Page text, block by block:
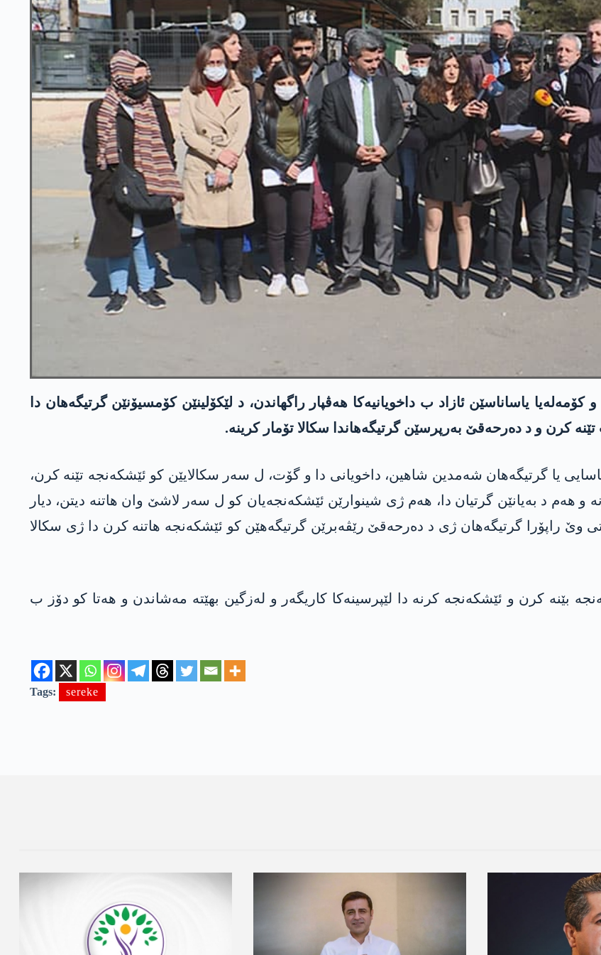
کۆمەلەیا یاساناسێن ئازاد ب داخویانیەکا ھەڤپار راگھاندن، د لێکۆلینێن کۆمسیۆنێن گرتیگەھان دا
کرن و د دەرحەقێ بەرپرسێن گرتیگەھاندا سکالا تۆمار کرینە.
یا گرتیگەھان شەمدین شاھین، داخویانی دا و گۆت، ل سەر سکالایێن کو ئێشکەنجە تێنە کرن،
ھەم د بەیانێن گرتیان دا، ھەم ژی شینوارێن ئێشکەنجەیان کو ل سەر لاشێ وان ھاتنە دیتن، دیار
وێ راپۆرا گرتیگەھان ژی د دەرحەقێ رێڤەبرێن گرتیگەھێن کو ئێشکەنجە ھاتنە کرن دا ژی سکالا
بێنە کرن و ئێشکەنجە کرنە دا لێپرسینەکا کاریگەر و لەزگین بهێتە مەشاندن و ھەتا کو دۆز ب
Tags: sereke